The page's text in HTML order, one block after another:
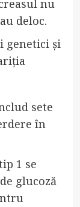
nu
deloc.
genetici și
sete
în
1 se
glucoză